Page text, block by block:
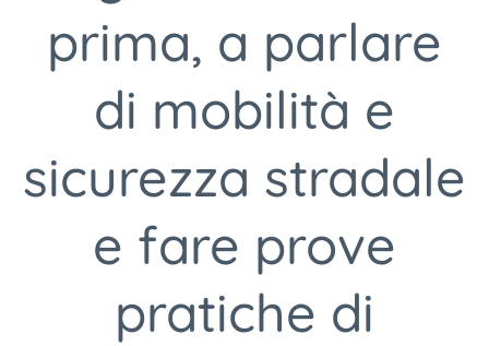
prima, a parlare
di mobilità e
sicurezza stradale
e fare prove
pratiche di